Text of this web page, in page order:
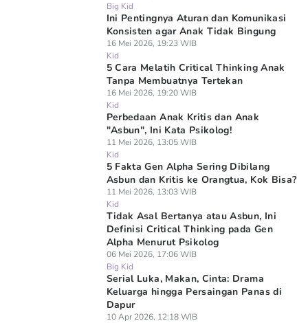
Big Kid
Ini Pentingnya Aturan dan Komunikasi
Konsisten agar Anak Tidak Bingung
16 Mei 2026, 19:23 WIB
Kid
5 Cara Melatih Critical Thinking Anak
Tanpa Membuatnya Tertekan
16 Mei 2026, 19:20 WIB
Kid
Perbedaan Anak Kritis dan Anak
"Asbun", Ini Kata Psikolog!
11 Mei 2026, 13:05 WIB
Kid
5 Fakta Gen Alpha Sering Dibilang
Asbun dan Kritis ke Orangtua, Kok Bisa?
11 Mei 2026, 13:03 WIB
Kid
Tidak Asal Bertanya atau Asbun, Ini
Definisi Critical Thinking pada Gen
Alpha Menurut Psikolog
06 Mei 2026, 17:06 WIB
Big Kid
Serial Luka, Makan, Cinta: Drama
Keluarga hingga Persaingan Panas di
Dapur
10 Apr 2026, 12:18 WIB